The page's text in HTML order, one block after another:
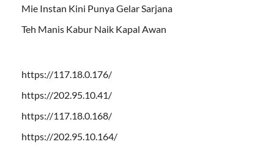
Mie Instan Kini Punya Gelar Sarjana
Teh Manis Kabur Naik Kapal Awan
https://117.18.0.176/
https://202.95.10.41/
https://117.18.0.168/
https://202.95.10.164/